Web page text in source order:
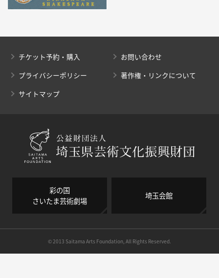
チケット予約・購入
お問い合わせ
プライバシーポリシー
著作権・リンクについて
サイトマップ
彩の国
さいたま芸術劇場
埼玉会館
© 2013 Saitama Arts Foundation, All Rights Reserved.